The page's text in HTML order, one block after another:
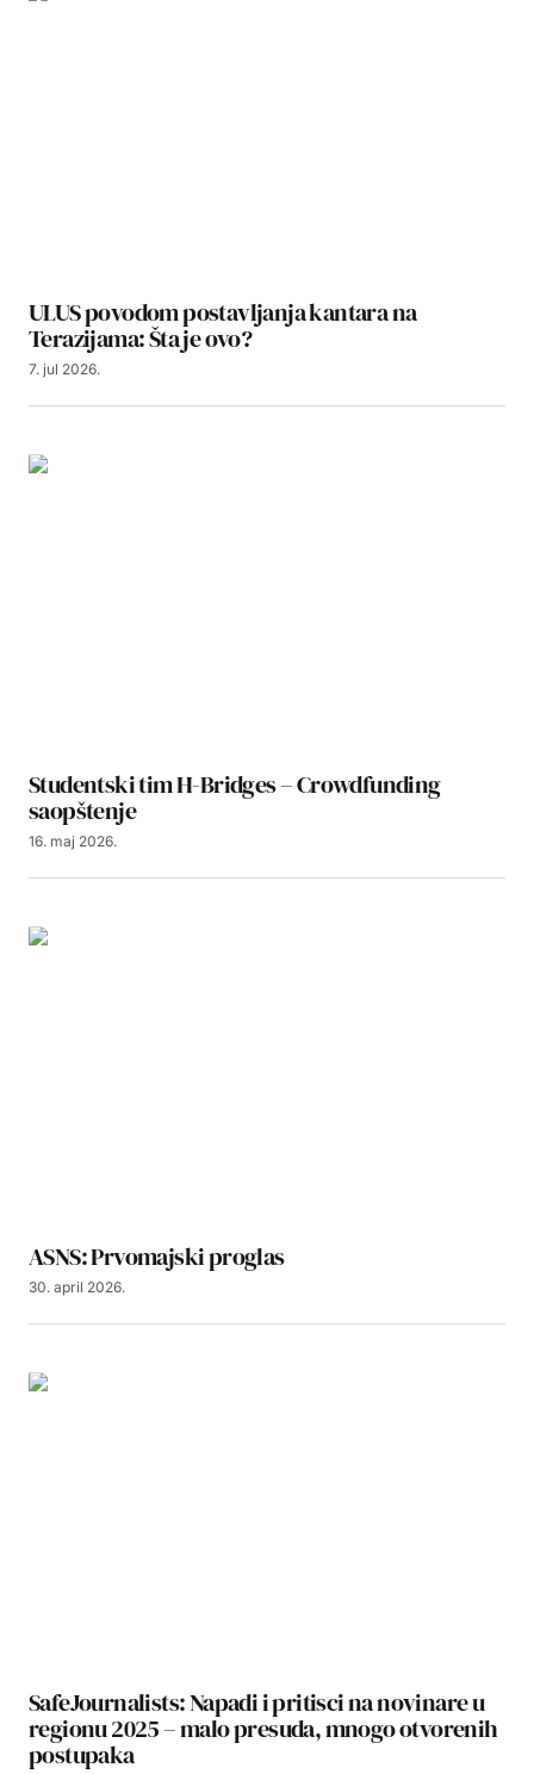
ULUS povodom postavljanja kantara na
Terazijama: Šta je ovo?
7. jul 2026.
Studentski tim H-Bridges – Crowdfunding
saopštenje
16. maj 2026.
ASNS: Prvomajski proglas
30. april 2026.
SafeJournalists: Napadi i pritisci na novinare u
regionu 2025 – malo presuda, mnogo otvorenih
postupaka